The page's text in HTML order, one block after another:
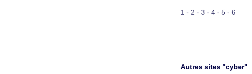
1 - 2 - 3 - 4 - 5 - 6
Autres sites "cyber"